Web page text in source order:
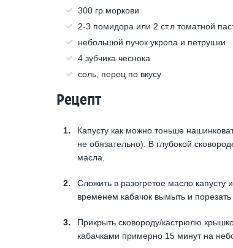
300 гр моркови
2-3 помидора или 2 ст.л томатной
небольшой пучок укропа и петрушки
4 зубчика чеснока
соль, перец по вкусу
Рецепт
Капусту как можно тоньше
не обязательно). В глубокой
масла.
Сложить в разогретое масло
временем кабачок вымыть и
Прикрыть сковороду/кастрюлю
кабачками примерно 15 минут на